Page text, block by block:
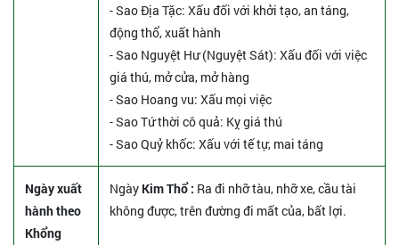
- Sao Địa Tặc: Xấu đối với khởi tạo, an táng,
động thổ, xuất hành
- Sao Nguyệt Hư (Nguyệt Sát): Xấu đối với việc
giá thú, mở cửa, mở hàng
- Sao Hoang vu: Xấu mọi việc
- Sao Tứ thời cô quả: Kỵ giá thú
- Sao Quỷ khốc: Xấu với tế tự, mai táng
Ngày xuất
hành theo
Khổng
Ngày Kim Thổ : Ra đi nhỡ tàu, nhỡ xe, cầu tài
không được, trên đường đi mất của, bất lợi.